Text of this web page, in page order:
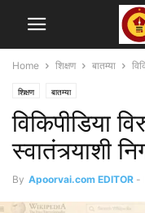
Home शिक्षण बातम्या
शिक्षण बातम्या
विकिपीडिया
स्वातंत्र्याशी
By Apoorvai.com EDITOR -